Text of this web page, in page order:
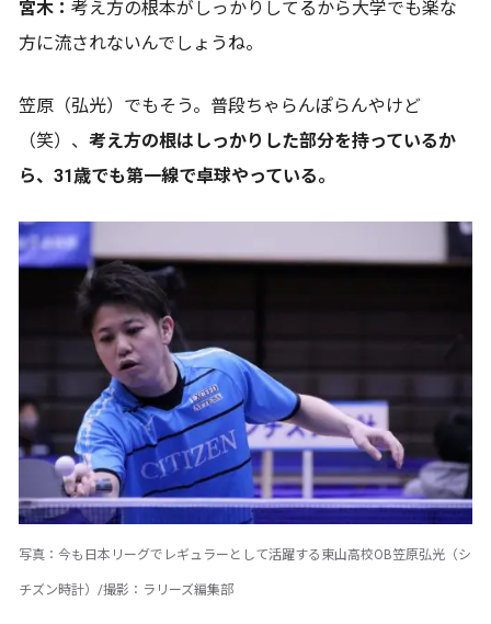
宮木： 考え方の根本がしっかりしてるから大学でも楽な
方に流されないんでしょうね。
笠原（弘光）でもそう。普段ちゃらんぽらんやけど
（笑）、 考え方の根はしっかりした部分を持っているか
ら、31歳でも第一線で卓球やっている。
写真：今も日本リーグでレギュラーとして活躍する東山高校OB笠原弘光（シ
チズン時計）/撮影：ラリーズ編集部